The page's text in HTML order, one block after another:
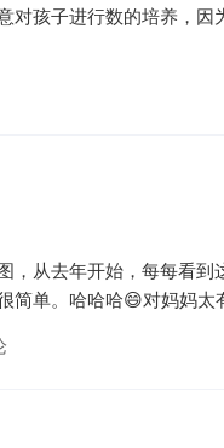
对孩子进行数的培养，
，从去年开始，每每看
简单。哈哈哈😄对妈妈